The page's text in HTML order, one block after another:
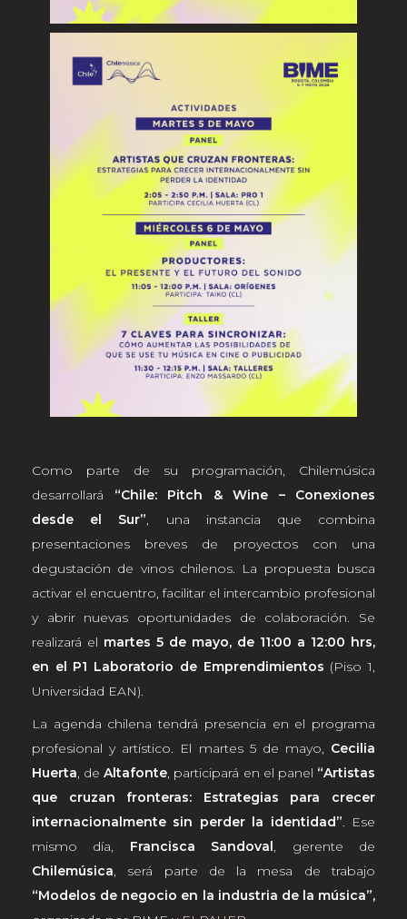
Como parte de su programación, Chilemúsica
desarrollará “Chile: Pitch & Wine – Conexiones
desde el Sur”, una instancia que combina
presentaciones breves de proyectos con una
degustación de vinos chilenos. La propuesta busca
activar el encuentro, facilitar el intercambio profesional
y abrir nuevas oportunidades de colaboración. Se
realizará el martes 5 de mayo, de 11:00 a 12:00 hrs,
en el P1 Laboratorio de Emprendimientos (Piso 1,
Universidad EAN).
La agenda chilena tendrá presencia en el programa
profesional y artístico. El martes 5 de mayo, Cecilia
Huerta, deAltafonte, participará en el panel “Artistas
que cruzan fronteras: Estrategias para crecer
internacionalmente sin perder la identidad”. Ese
mismo día, Francisca Sandoval , gerente de
Chilemúsica, será parte de la mesa de trabajo
“Modelos de negocio en la industria de la música”,